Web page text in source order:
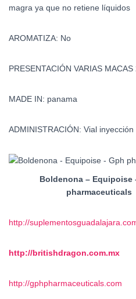
magra ya que no retiene líquidos
AROMATIZA: No
PRESENTACIÓN VARIAS
MADE IN: panama
ADMINISTRACIÓN: Vial inyección
Boldenona – Equipoise
pharmaceuticals
http://
http://britishdragon.com.mx
http://gphpharmaceuticals.com